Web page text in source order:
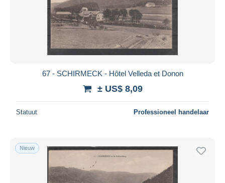
67 - SCHIRMECK - Hôtel Velleda et Donon
± US$ 8,09
Statuut Professioneel handelaar
Nieuw